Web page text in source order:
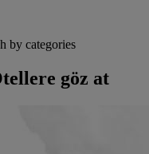
by categories
göz at